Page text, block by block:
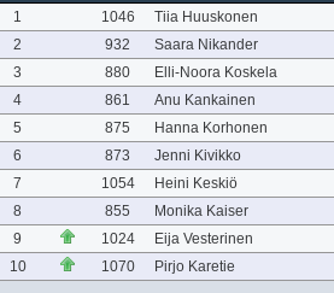
1
1046
Tiia Huuskonen
2
932
Saara Nikander
3
880
Elli-Noora Koskela
4
861
Anu Kankainen
5
875
Hanna Korhonen
6
873
Jenni Kivikko
7
1054
Heini Keskiö
8
855
Monika Kaiser
9
1024
Eija Vesterinen
10
1070 Pirjo Karetie